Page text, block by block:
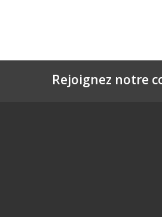
Rejoignez notre